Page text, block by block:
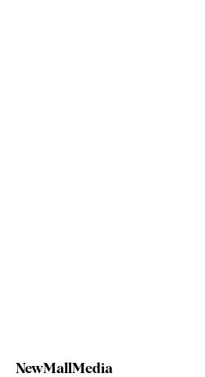
NewMallMedia